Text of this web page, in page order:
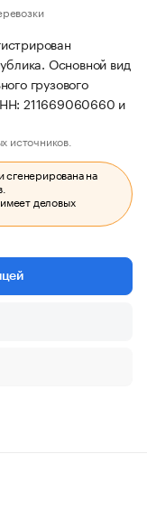
Основной вид
грузового
211669060660 и
источников.
на
деловых